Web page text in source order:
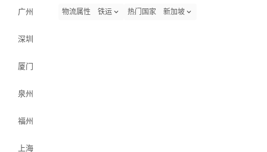
广州
深圳
厦门
泉州
福州
上海
物流属性 铁运 热门国家 新加坡